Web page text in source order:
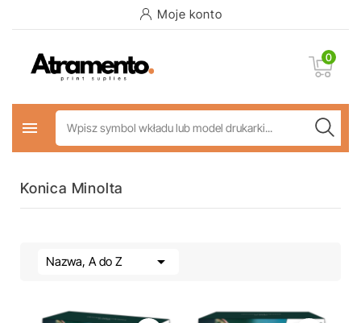
Moje konto
0

Konica Minolta
Nazwa, A do Z 